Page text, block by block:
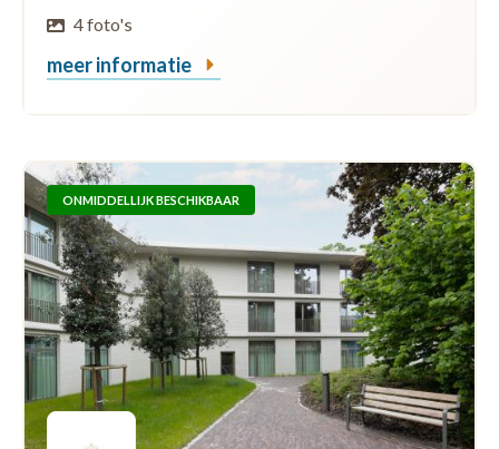
4 foto's
meer informatie
ONMIDDELLIJK BESCHIKBAAR